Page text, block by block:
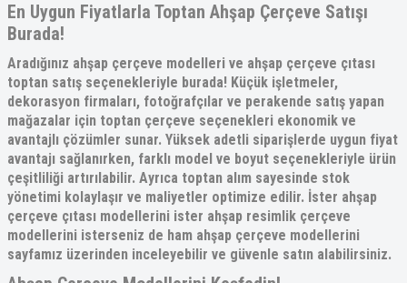
En Uygun Fiyatlarla Toptan Ahşap Çerçeve Satışı
Burada!
Aradığınız ahşap çerçeve modelleri ve ahşap çerçeve çıtası
toptan satış seçenekleriyle burada! Küçük işletmeler,
dekorasyon firmaları, fotoğrafçılar ve perakende satış yapan
mağazalar için toptan çerçeve seçenekleri ekonomik ve
avantajlı çözümler sunar. Yüksek adetli siparişlerde uygun fiyat
avantajı sağlanırken, farklı model ve boyut seçenekleriyle ürün
çeşitliliği artırılabilir. Ayrıca toptan alım sayesinde stok
yönetimi kolaylaşır ve maliyetler optimize edilir. İster ahşap
çerçeve çıtası modellerini ister ahşap resimlik çerçeve
modellerini isterseniz de ham ahşap çerçeve modellerini
sayfamız üzerinden inceleyebilir ve güvenle satın alabilirsiniz.